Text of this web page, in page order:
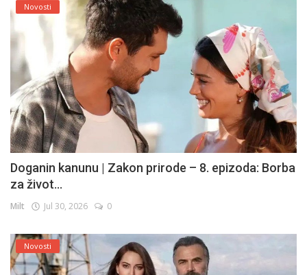
Novosti
Doganin kanunu | Zakon prirode – 8. epizoda: Borba
za život...
Milt Jul 30, 2026 0
Novosti